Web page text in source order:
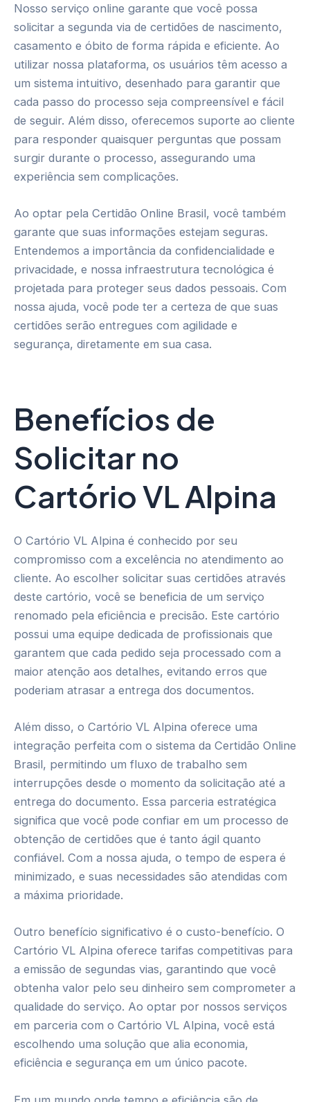
Nosso serviço online garante que você possa
solicitar a segunda via de certidões de nascimento,
casamento e óbito de forma rápida e eficiente. Ao
utilizar nossa plataforma, os usuários têm acesso a
um sistema intuitivo, desenhado para garantir que
cada passo do processo seja compreensível e fácil
de seguir. Além disso, oferecemos suporte ao cliente
para responder quaisquer perguntas que possam
surgir durante o processo, assegurando uma
experiência sem complicações.
Ao optar pela Certidão Online Brasil, você também
garante que suas informações estejam seguras.
Entendemos a importância da confidencialidade e
privacidade, e nossa infraestrutura tecnológica é
projetada para proteger seus dados pessoais. Com
nossa ajuda, você pode ter a certeza de que suas
certidões serão entregues com agilidade e
segurança, diretamente em sua casa.
Benefícios de
Solicitar no
Cartório VL Alpina
O Cartório VL Alpina é conhecido por seu
compromisso com a excelência no atendimento ao
cliente. Ao escolher solicitar suas certidões através
deste cartório, você se beneficia de um serviço
renomado pela eficiência e precisão. Este cartório
possui uma equipe dedicada de profissionais que
garantem que cada pedido seja processado com a
maior atenção aos detalhes, evitando erros que
poderiam atrasar a entrega dos documentos.
Além disso, o Cartório VL Alpina oferece uma
integração perfeita com o sistema da Certidão Online
Brasil, permitindo um fluxo de trabalho sem
interrupções desde o momento da solicitação até a
entrega do documento. Essa parceria estratégica
significa que você pode confiar em um processo de
obtenção de certidões que é tanto ágil quanto
confiável. Com a nossa ajuda, o tempo de espera é
minimizado, e suas necessidades são atendidas com
a máxima prioridade.
Outro benefício significativo é o custo-benefício. O
Cartório VL Alpina oferece tarifas competitivas para
a emissão de segundas vias, garantindo que você
obtenha valor pelo seu dinheiro sem comprometer a
qualidade do serviço. Ao optar por nossos serviços
em parceria com o Cartório VL Alpina, você está
escolhendo uma solução que alia economia,
eficiência e segurança em um único pacote.